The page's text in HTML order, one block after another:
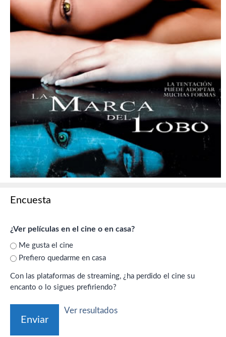
Encuesta
¿Ver películas en el cine o en casa?
Me gusta el cine
Prefiero quedarme en casa
Con las plataformas de streaming, ¿ha perdido el cine su
encanto o lo sigues prefiriendo?
Ver resultados